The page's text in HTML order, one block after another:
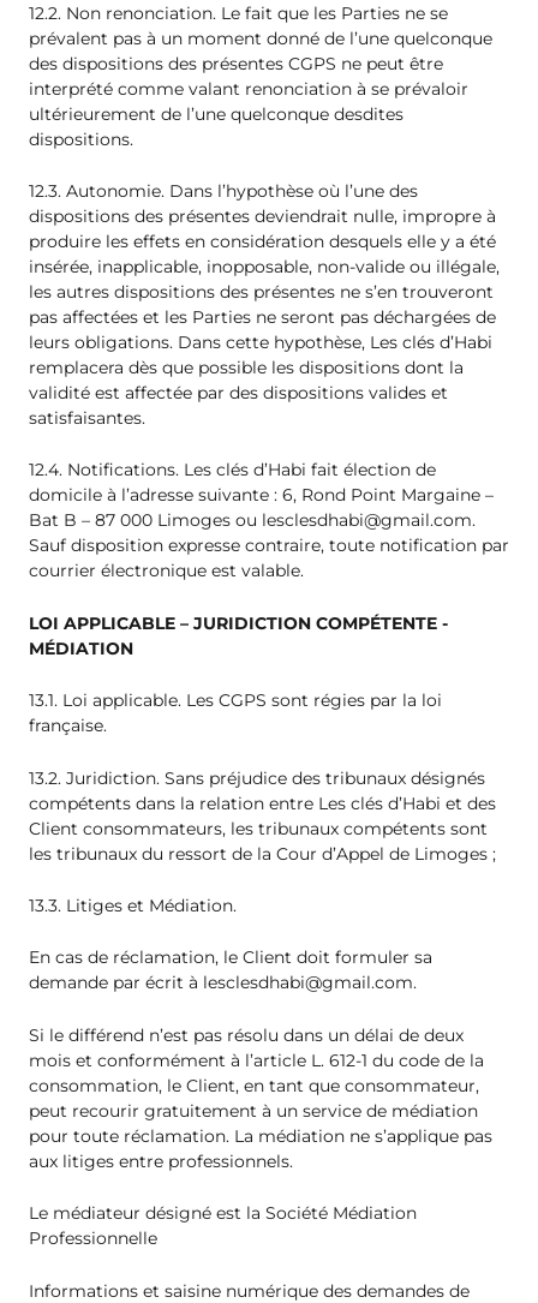
12.2. Non renonciation. Le fait que les Parties ne se
prévalent pas à un moment donné de l’une quelconque
des dispositions des présentes CGPS ne peut être
interprété comme valant renonciation à se prévaloir
ultérieurement de l’une quelconque desdites
dispositions.
12.3. Autonomie. Dans l’hypothèse où l’une des
dispositions des présentes deviendrait nulle, impropre à
produire les effets en considération desquels elle y a été
insérée, inapplicable, inopposable, non-valide ou illégale,
les autres dispositions des présentes ne s’en trouveront
pas affectées et les Parties ne seront pas déchargées de
leurs obligations. Dans cette hypothèse, Les clés d’Habi
remplacera dès que possible les dispositions dont la
validité est affectée par des dispositions valides et
satisfaisantes.
12.4. Notifications. Les clés d’Habi fait élection de
domicile à l’adresse suivante : 6, Rond Point Margaine –
Bat B – 87 000 Limoges ou lesclesdhabi@gmail.com.
Sauf disposition expresse contraire, toute notification par
courrier électronique est valable.
LOI APPLICABLE – JURIDICTION COMPÉTENTE -
MÉDIATION
13.1. Loi applicable. Les CGPS sont régies par la loi
française.
13.2. Juridiction. Sans préjudice des tribunaux désignés
compétents dans la relation entre Les clés d’Habi et des
Client consommateurs, les tribunaux compétents sont
les tribunaux du ressort de la Cour d’Appel de Limoges ;
13.3. Litiges et Médiation.
En cas de réclamation, le Client doit formuler sa
demande par écrit à lesclesdhabi@gmail.com.
Si le différend n’est pas résolu dans un délai de deux
mois et conformément à l’article L. 612-1 du code de la
consommation, le Client, en tant que consommateur,
peut recourir gratuitement à un service de médiation
pour toute réclamation. La médiation ne s’applique pas
aux litiges entre professionnels.
Le médiateur désigné est la Société Médiation
Professionnelle
Informations et saisine numérique des demandes de